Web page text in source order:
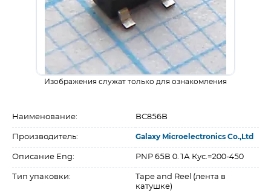
Изображения служат только для ознакомления
Наименование: BC856B
Производитель: Galaxy Microelectronics Co.,Ltd
Описание Eng: PNP 65В 0.1А Кус.=200-450
Тип упаковки:
Tape and Reel (лента в
катушке)